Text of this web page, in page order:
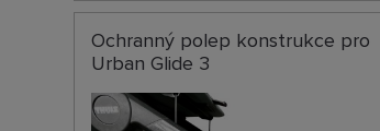
Ochranný polep konstrukce pro
Urban Glide 3